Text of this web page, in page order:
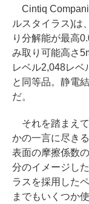
Cintiq
ルスタイラス)は
り分解能が最高
み取り可能高さ
レベル2,048レ
と同等品。静電
だ。
それを踏まえ
かの一言に尽き
表面の摩擦係数
分のイメージし
ラスを採用した
までもいくつか